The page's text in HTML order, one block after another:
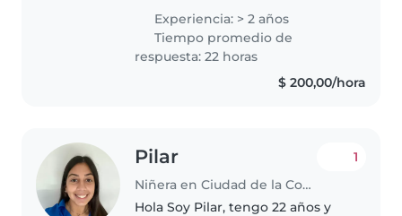
de experiencia cuidando bebés,
pequeños, preescolares y
escolares. Puedo ayudar con
manualidades,..
Experiencia: > 2 años
Tiempo promedio de
respuesta: 22 horas
$ 200,00/hora
Pilar
Niñera en Ciudad de la Costa
1
Hola Soy Pilar, tengo 22 años y